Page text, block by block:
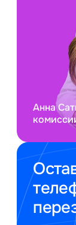
Анна